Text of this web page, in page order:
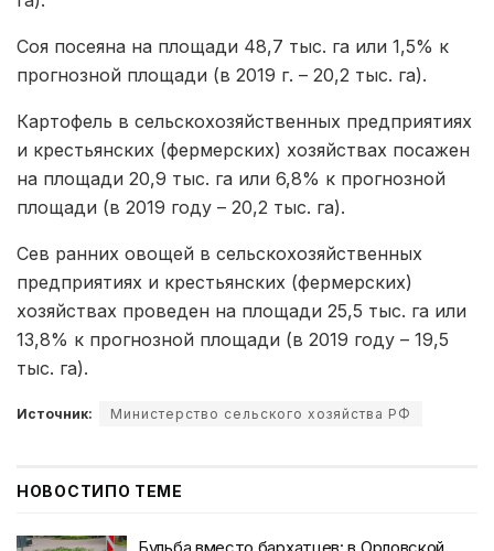
Соя посеяна на площади 48,7 тыс. га или 1,5% к
прогнозной площади (в 2019 г. – 20,2 тыс. га).
Картофель в сельскохозяйственных предприятиях
и крестьянских (фермерских) хозяйствах посажен
на площади 20,9 тыс. га или 6,8% к прогнозной
площади (в 2019 году – 20,2 тыс. га).
Сев ранних овощей в сельскохозяйственных
предприятиях и крестьянских (фермерских)
хозяйствах проведен на площади 25,5 тыс. га или
13,8% к прогнозной площади (в 2019 году – 19,5
тыс. га).
Источник: Министерство сельского хозяйства РФ
НОВОСТИ ПО ТЕМЕ